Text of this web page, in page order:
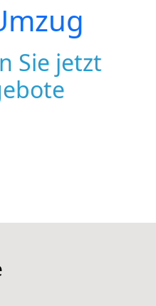
Sie jetzt